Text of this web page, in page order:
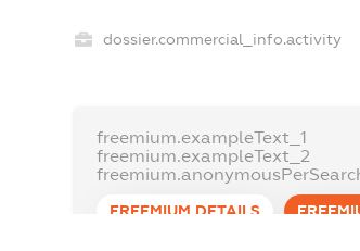
dossier.commercial_info.activity
freemium.exampleText_1
freemium.exampleText_2
FREEMIUM.DETAILS